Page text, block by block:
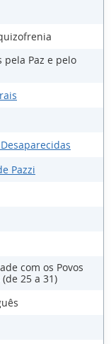
Paz e pelo
Pazzi
com os Povos
25 a 31)